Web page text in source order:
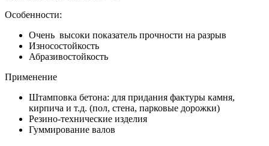
Особенности:
Очень высоки показатель прочности на разрыв
Износостойкость
Абразивостойкость
Применение
Штамповка бетона: для придания фактуры камня,
кирпича и т.д. (пол, стена, парковые дорожки)
Резино-технические изделия
Гуммирование валов